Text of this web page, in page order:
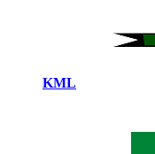
KML